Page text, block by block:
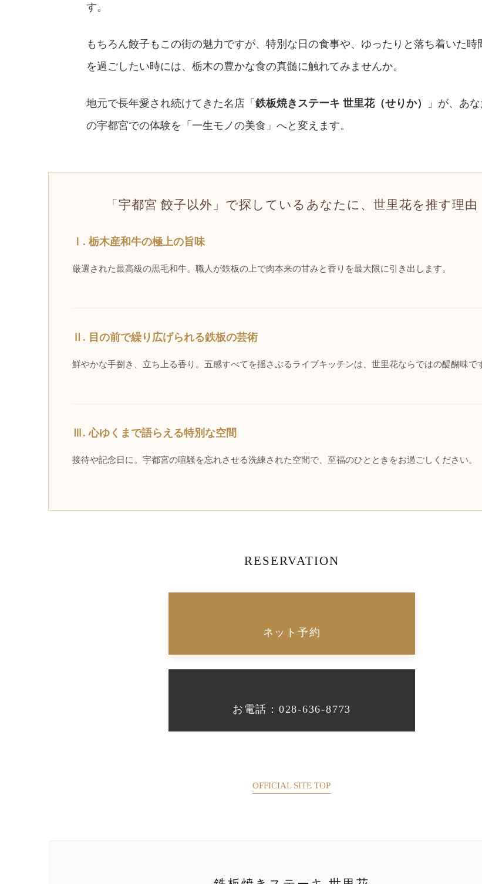
す。
もちろん餃子もこの街の魅力ですが、特別な日の食事や、ゆったりと落ち着いた時
を過ごしたい時には、栃木の豊かな食の真髄に触れてみませんか。
地元で長年愛され続けてきた名店「 鉄板焼きステーキ 世里花（せりか）
」が、あな
の宇都宮での体験を「一生モノの美食」へと変えます。
「宇都宮 餃子以外」で探しているあなたに、世里花を推す理由
Ⅰ. 栃木産和牛の極上の旨味
厳選された最高級の黒毛和牛。職人が鉄板の上で肉本来の甘みと香りを最大限に引き出します。
Ⅱ. 目の前で繰り広げられる鉄板の芸術
鮮やかな手捌き、立ち上る香り。五感すべてを揺さぶるライブキッチンは、世里花ならではの醍醐味で
Ⅲ. 心ゆくまで語らえる特別な空間
接待や記念日に。宇都宮の喧騒を忘れさせる洗練された空間で、至福のひとときをお過ごしください。
RESERVATION
ネット予約
お電話：028-636-8773
OFFICIAL SITE TOP